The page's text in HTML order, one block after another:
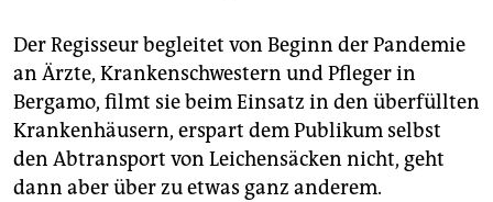
Der Regisseur begleitet von Beginn der Pandemie
an Ärzte, Krankenschwestern und Pfleger in
Bergamo, filmt sie beim Einsatz in den überfüllten
Krankenhäusern, erspart dem Publikum selbst
den Abtransport von Leichensäcken nicht, geht
dann aber über zu etwas ganz anderem.